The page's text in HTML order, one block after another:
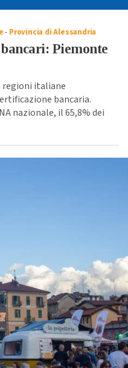
- Provincia di Alessandria
Piemonte
regioni italiane
bancaria.
nazionale, il 65,8% dei